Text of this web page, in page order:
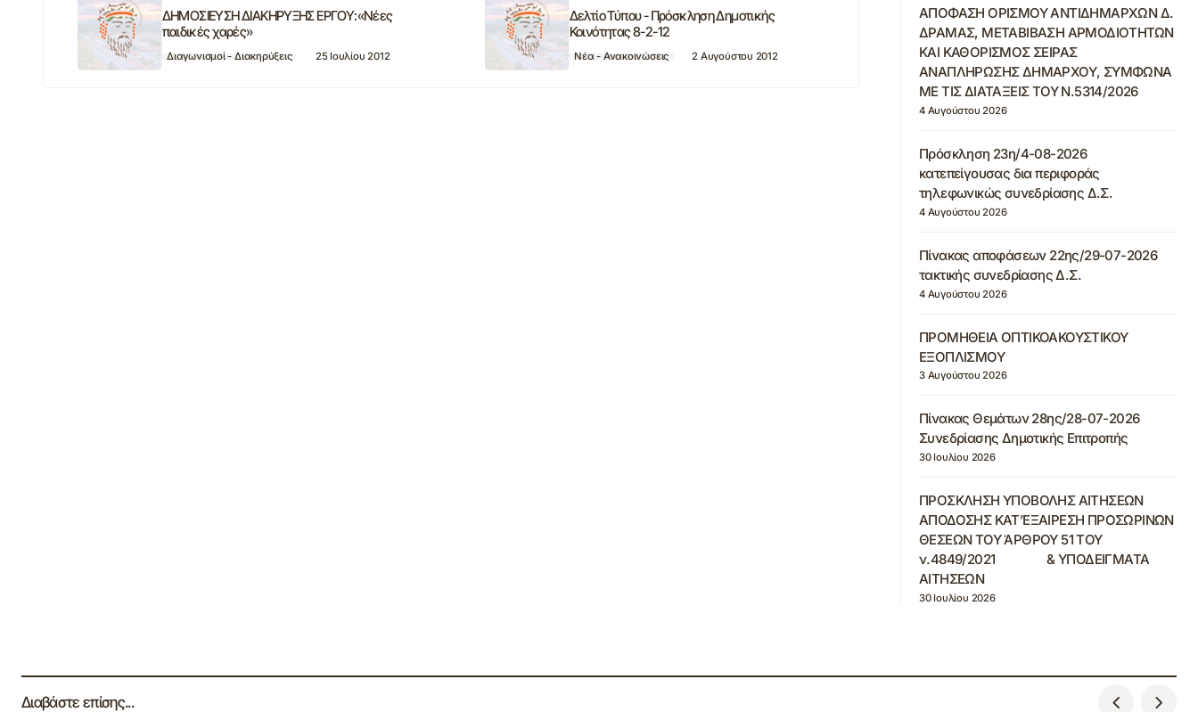
ΔΗΜΟΣΙΕΥΣΗ ΔΙΑΚΗΡΥΞΗΣ ΕΡΓΟΥ:«Νέες
παιδικές χαρές»
Διαγωνισμοί - Διακηρύξεις 25 Ιουλίου 2012
Δελτίο Τύπου - Πρόσκληση Δημοτικής
Κοινότητας 8-2-12
Νέα - Ανακοινώσεις 2 Αυγούστου 2012
ΑΠΟΦΑΣΗ ΟΡΙΣΜΟΥ ΑΝΤΙΔΗΜΑΡΧΩΝ Δ.
ΔΡΑΜΑΣ, ΜΕΤΑΒΙΒΑΣΗ ΑΡΜΟΔΙΟΤΗΤΩΝ
ΚΑΙ ΚΑΘΟΡΙΣΜΟΣ ΣΕΙΡΑΣ
ΑΝΑΠΛΗΡΩΣΗΣ ΔΗΜΑΡΧΟΥ, ΣΥΜΦΩΝΑ
ΜΕ ΤΙΣ ΔΙΑΤΑΞΕΙΣ ΤΟΥ Ν.5314/2026
4 Αυγούστου 2026
Πρόσκληση 23η/4-08-2026
κατεπείγουσας δια περιφοράς
τηλεφωνικώς συνεδρίασης Δ.Σ.
4 Αυγούστου 2026
Πίνακας αποφάσεων 22ης/29-07-2026
τακτικής συνεδρίασης Δ.Σ.
4 Αυγούστου 2026
ΠΡΟΜΗΘΕΙΑ ΟΠΤΙΚΟΑΚΟΥΣΤΙΚΟΥ
ΕΞΟΠΛΙΣΜΟΥ
3 Αυγούστου 2026
Πίνακας Θεμάτων 28ης/28-07-2026
Συνεδρίασης Δημοτικής Επιτροπής
30 Ιουλίου 2026
ΠΡΟΣΚΛΗΣΗ ΥΠΟΒΟΛΗΣ ΑΙΤΗΣΕΩΝ
ΑΠΟΔΟΣΗΣ ΚΑΤ’ΕΞΑΙΡΕΣΗ ΠΡΟΣΩΡΙΝΩΝ
ΘΕΣΕΩΝ ΤΟΥ ΆΡΘΡΟΥ 51 ΤΟΥ
ν.4849/2021 & ΥΠΟΔΕΙΓΜΑΤΑ
ΑΙΤΗΣΕΩΝ
30 Ιουλίου 2026
Διαβάστε επίσης...